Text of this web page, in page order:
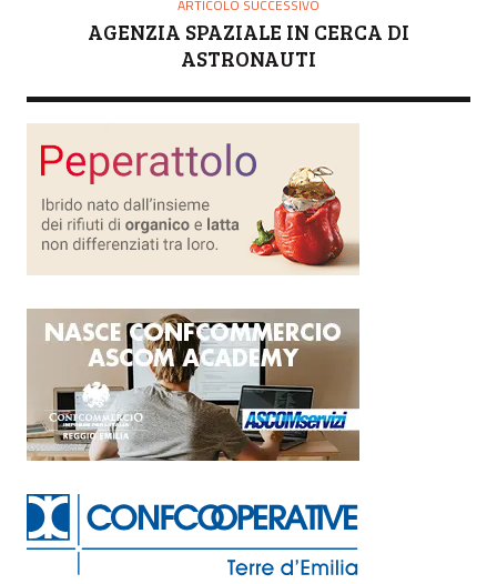
ARTICOLO SUCCESSIVO
AGENZIA SPAZIALE IN CERCA DI
ASTRONAUTI